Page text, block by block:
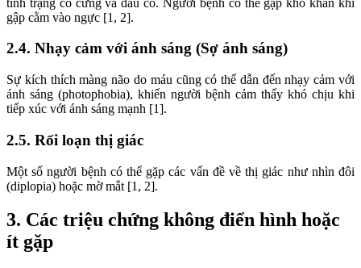
gập cằm vào ngực [1, 2].
2.4. Nhạy cảm với ánh sáng (Sợ ánh sáng)
Sự kích thích màng não do máu cũng có thể dẫn đến nhạy cảm với
ánh sáng (photophobia), khiến người bệnh cảm thấy khó chịu khi
tiếp xúc với ánh sáng mạnh [1].
2.5. Rối loạn thị giác
Một số người bệnh có thể gặp các vấn đề về thị giác như nhìn đôi
(diplopia) hoặc mờ mắt [1, 2].
3. Các triệu chứng không điển hình hoặc
ít gặp